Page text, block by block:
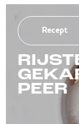
Recept
PEER